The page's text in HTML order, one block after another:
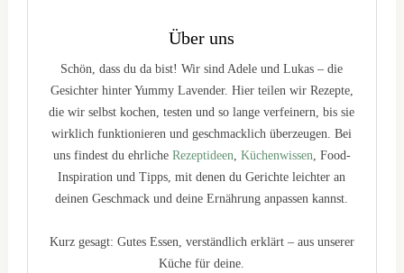
Über uns
Schön, dass du da bist! Wir sind Adele und Lukas – die
Gesichter hinter Yummy Lavender. Hier teilen wir Rezepte,
die wir selbst kochen, testen und so lange verfeinern, bis sie
wirklich funktionieren und geschmacklich überzeugen. Bei
uns findest du ehrliche Rezeptideen, Küchenwissen, Food-
Inspiration und Tipps, mit denen du Gerichte leichter an
deinen Geschmack und deine Ernährung anpassen kannst.
Kurz gesagt: Gutes Essen, verständlich erklärt – aus unserer
Küche für deine.